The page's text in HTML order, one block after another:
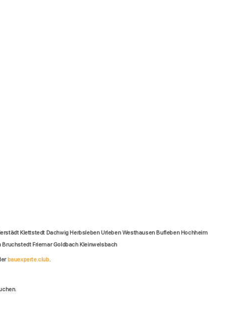
Klettstedt Dachwig Herbsleben Urleben Westhausen Bufleben Hochheim
Friemar Goldbach Kleinwelsbach
bauexperte.club.